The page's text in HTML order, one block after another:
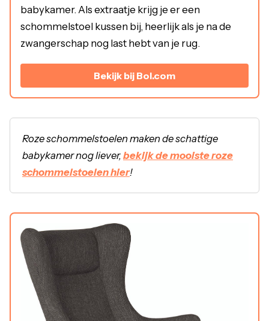
babykamer. Als extraatje krijg je er een
schommelstoel kussen bij, heerlijk als je na de
zwangerschap nog last hebt van je rug.
Bekijk bij Bol.com
Roze schommelstoelen maken de schattige
babykamer nog liever, bekijk de mooiste roze
schommelstoelen hier!